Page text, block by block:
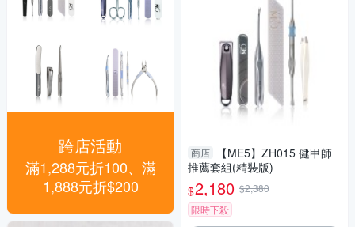
跨店活動
滿1,288元折100、滿
1,888元折$200
商店
【ME5】ZH015 健甲師
推薦套組(精裝版)
$2,180 $2,380
限時下殺